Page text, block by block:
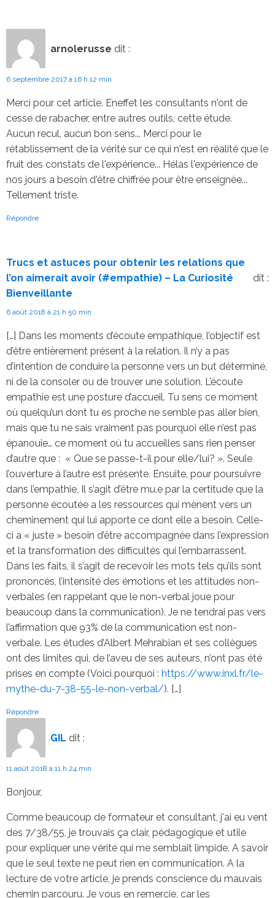
arnolerusse dit :
6 septembre 2017 à 16 h 12 min
Merci pour cet article. Eneffet les consultants n'ont de
cesse de rabacher, entre autres outils, cette étude.
Aucun recul, aucun bon sens... Merci pour le
rétablissement de la vérité sur ce qui n'est en réalité que le
fruit des constats de l'expérience... Hélas l'expérience de
nos jours a besoin d'être chiffrée pour être enseignée...
Tellement triste.
Répondre
Trucs et astuces pour obtenir les relations que
l’on aimerait avoir (#empathie) – La Curiosité
Bienveillante
dit :
6 août 2018 à 21 h 50 min
[…] Dans les moments d’écoute empathique, l’objectif est
d’être entièrement présent à la relation. Il n’y a pas
d’intention de conduire la personne vers un but déterminé,
ni de la consoler ou de trouver une solution. L’écoute
empathie est une posture d’accueil. Tu sens ce moment
où quelqu’un dont tu es proche ne semble pas aller bien,
mais que tu ne sais vraiment pas pourquoi elle n’est pas
épanouie… ce moment où tu accueilles sans rien penser
d’autre que : « Que se passe-t-il pour elle/lui? ». Seule
l’ouverture à l’autre est présente. Ensuite, pour poursuivre
dans l’empathie, Il s’agit d’être mu.e par la certitude que la
personne écoutée a les ressources qui mènent vers un
cheminement qui lui apporte ce dont elle a besoin. Celle-
ci a « juste » besoin d’être accompagnée dans l’expression
et la transformation des difficultés qui l’embarrassent.
Dans les faits, il s’agit de recevoir les mots tels qu’ils sont
prononcés, l’intensité des émotions et les attitudes non-
verbales (en rappelant que le non-verbal joue pour
beaucoup dans la communication). Je ne tendrai pas vers
l’affirmation que 93% de la communication est non-
verbale. Les études d’Albert Mehrabian et ses collègues
ont des limites qui, de l’aveu de ses auteurs, n’ont pas été
prises en compte (Voici pourquoi : https://www.inxl.fr/le-
mythe-du-7-38-55-le-non-verbal/). […]
Répondre
GIL dit :
11 août 2018 à 11 h 24 min
Bonjour,
Comme beaucoup de formateur et consultant, j'ai eu vent
des 7/38/55, je trouvais ça clair, pédagogique et utile
pour expliquer une vérité qui me semblait limpide. A savoir
que le seul texte ne peut rien en communication. A la
lecture de votre article, je prends conscience du mauvais
chemin parcouru. Je vous en remercie, car les